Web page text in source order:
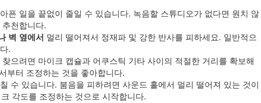
픈 일을 끝없이 줄일 수 있습니다. 녹음할 스튜디오가 없다면 원치 않
천합니다.
벽 옆에서 멀리 떨어져서 정재파 및 강한 반사를 피하세요. 일반적으
.
으려면 마이크 캡슐과 어쿠스틱 기타 사이의 적절한 거리를 확보해
부터 조정하는 것을 좋아합니다.
수 있습니다. 붐음을 피하려면 사운드 홀에서 멀리 떨어져 있는 것이
각도를 조정하는 것으로 시작합니다.